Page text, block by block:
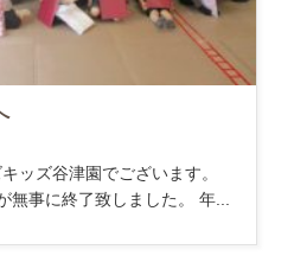
ッズ谷津園でございます。
無事に終了致しました。 年...